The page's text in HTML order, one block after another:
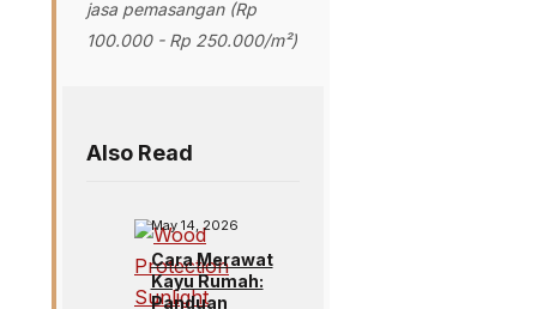
jasa pemasangan (Rp
100.000 - Rp 250.000/m²)
Also Read
May 14, 2026
Cara Merawat
Kayu Rumah:
Panduan